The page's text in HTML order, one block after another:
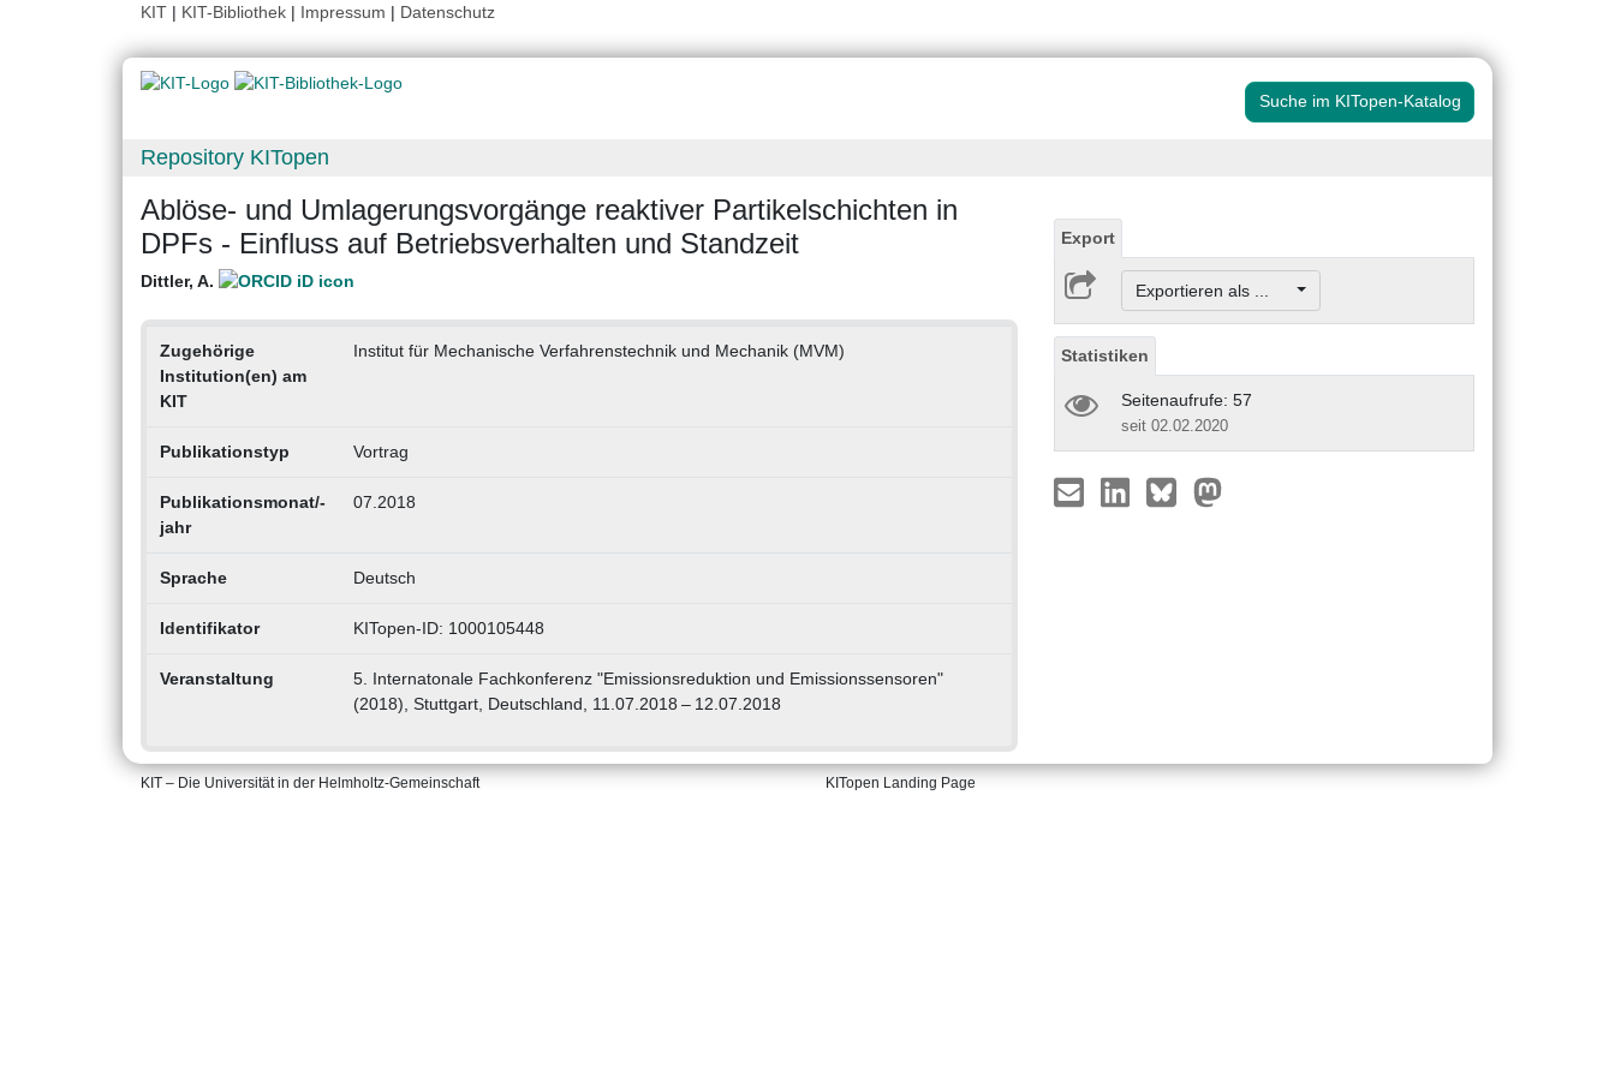
KIT | KIT-Bibliothek | Impressum | Datenschutz
Suche im KITopen-Katalog
Repository KITopen
Ablöse- und Umlagerungsvorgänge reaktiver Partikelschichten in
DPFs - Einfluss auf Betriebsverhalten und Standzeit
Dittler, A.
Zugehörige
Institution(en) am
KIT
Institut für Mechanische Verfahrenstechnik und Mechanik (MVM)
Publikationstyp Vortrag
Publikationsmonat/-
jahr
07.2018
Sprache Deutsch
Identifikator KITopen-ID: 1000105448
Veranstaltung
5. Internatonale Fachkonferenz "Emissionsreduktion und Emissionssensoren"
(2018), Stuttgart, Deutschland, 11.07.2018 – 12.07.2018
Export
Exportieren als ...
Statistiken
Seitenaufrufe: 57
seit 02.02.2020
KIT – Die Universität in der Helmholtz-Gemeinschaft KITopen Landing Page